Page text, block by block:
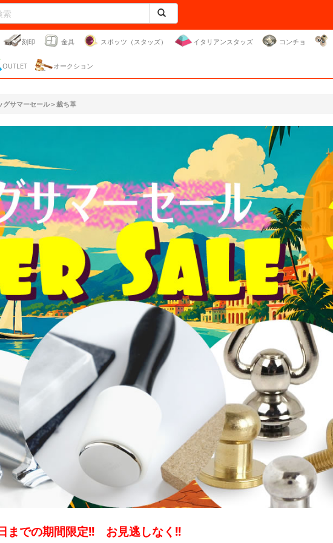
刻印 金具 スポッツ（スタッズ） イタリアンスタッズ コンチョ
OUTLET オークション
グサマーセール＞裁ち革
までの期間限定!! お見逃しなく!!